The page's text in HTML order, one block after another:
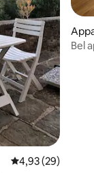
Évaluation
4,93 (29)
Bel